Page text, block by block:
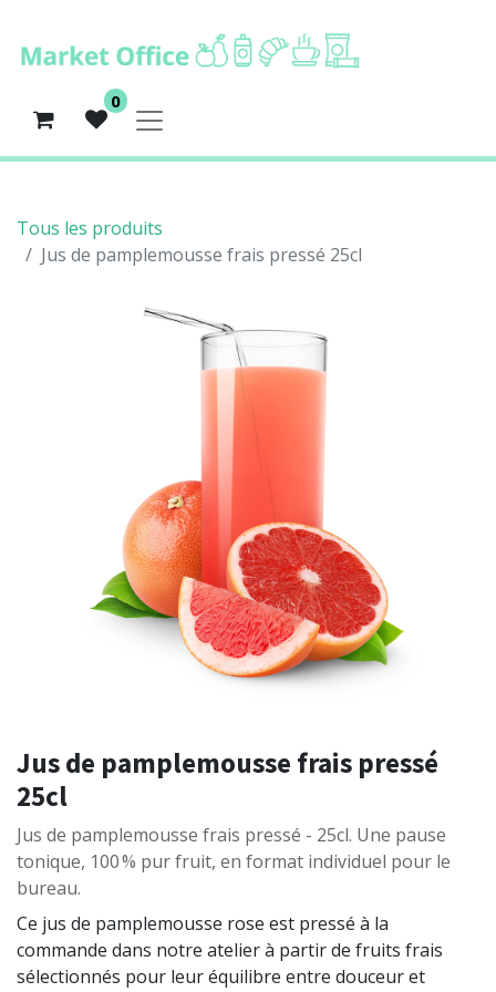
0
Tous les produits
Jus de pamplemousse frais pressé 25cl
Jus de pamplemousse frais pressé
25cl
Jus de pamplemousse frais pressé - 25cl. Une pause
tonique, 100 % pur fruit, en format individuel pour le
bureau.
Ce jus de pamplemousse rose est pressé à la
commande dans notre atelier à partir de fruits frais
sélectionnés pour leur équilibre entre douceur et